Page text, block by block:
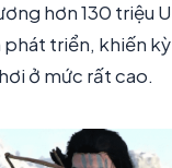
hơn 130 triệu
phát triển, khiến
ở mức rất cao.